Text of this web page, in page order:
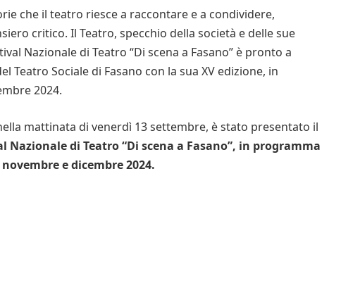
che il teatro riesce a raccontare e a condividere,
critico. Il Teatro, specchio della società e delle sue
Nazionale di Teatro “Di scena a Fasano” è pronto a
Teatro Sociale di Fasano con la sua XV edizione, in
2024.
mattinata di venerdì 13 settembre, è stato presentato il
Nazionale di Teatro “Di scena a Fasano”, in programma
e dicembre 2024.